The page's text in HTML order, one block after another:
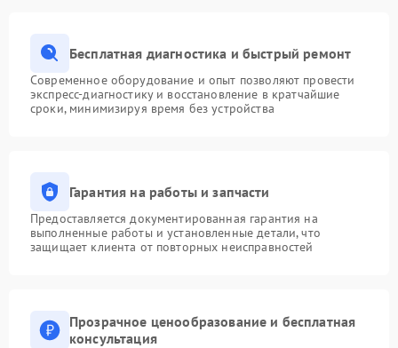
Бесплатная диагностика и быстрый ремонт
Современное оборудование и опыт позволяют провести
экспресс-диагностику и восстановление в кратчайшие
сроки, минимизируя время без устройства
Гарантия на работы и запчасти
Предоставляется документированная гарантия на
выполненные работы и установленные детали, что
защищает клиента от повторных неисправностей
Прозрачное ценообразование и бесплатная
консультация